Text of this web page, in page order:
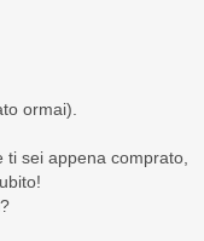
ormai).
sei appena comprato,